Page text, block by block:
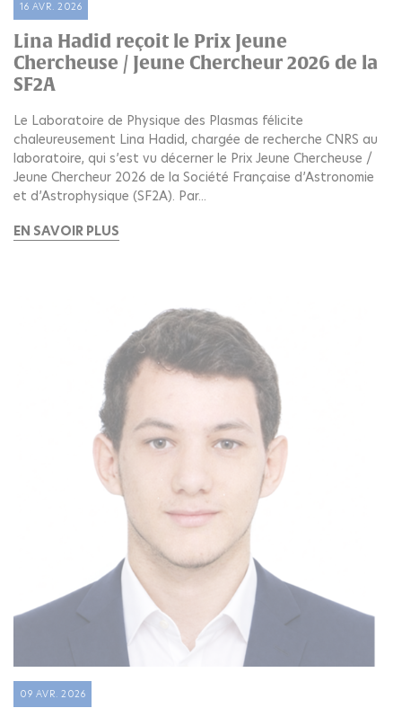
16 AVR. 2026
Lina Hadid reçoit le Prix Jeune
Chercheuse / Jeune Chercheur 2026 de la
SF2A
Le Laboratoire de Physique des Plasmas félicite
chaleureusement Lina Hadid, chargée de recherche CNRS au
laboratoire, qui s’est vu décerner le Prix Jeune Chercheuse /
Jeune Chercheur 2026 de la Société Française d’Astronomie
et d’Astrophysique (SF2A). Par...
EN SAVOIR PLUS
09 AVR. 2026